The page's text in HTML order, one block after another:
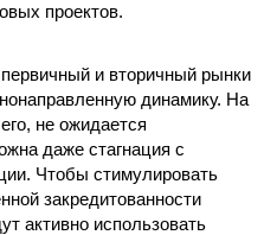
проектов.
и вторичный рынки
динамику. На
не ожидается
даже стагнация с
Чтобы стимулировать
закредитованности
активно использовать